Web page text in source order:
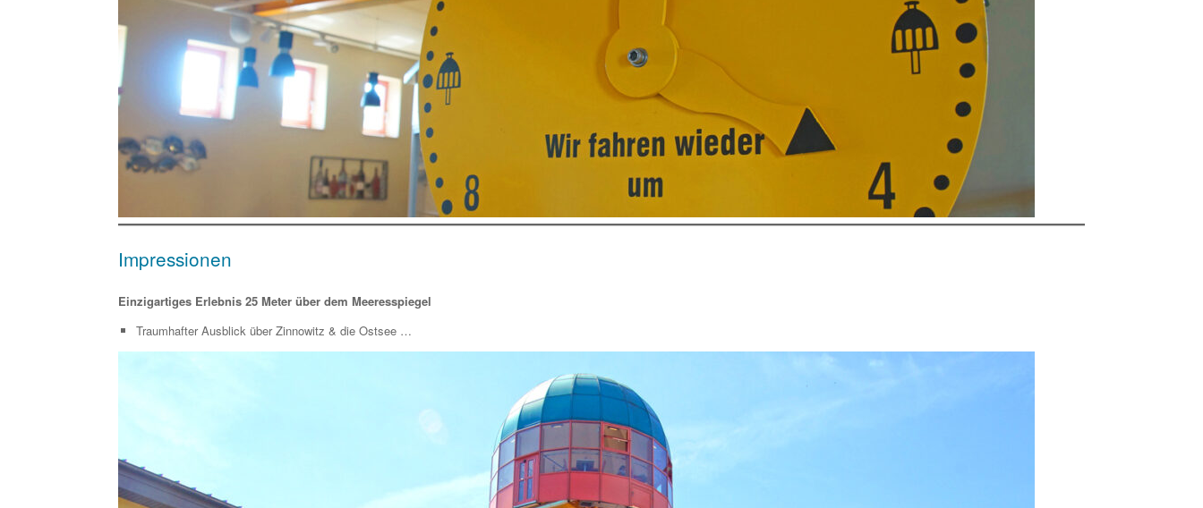
Impressionen
Einzigartiges Erlebnis 25 Meter über dem Meeresspiegel
Traumhafter Ausblick über Zinnowitz & die Ostsee …